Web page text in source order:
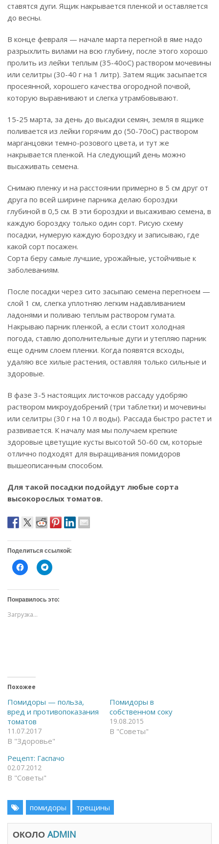
ставятся дуги. Ящик накрывается пленкой и оставляется
до весны.
В конце февраля — начале марта перегной в яме надо
разрыхлить вилами на всю глубину, после этого хорошо
пролить из лейки теплым (35-40оС) раствором мочевины
или селитры (30-40 г на 1 литр). Затем ящик засыпается
просеянной, хорошего качества огородной почвой,
которую выравнивают и слегка утрамбовывают.
15-25 марта, за день до высадки семян, земля в ящике
поливается из лейки горячим до (50-70оС) раствором
марганцовки темно-розового цвета, и тут же
накрывается пленкой. На следующий день можно
высаживать семена.
Снимаю пленку и на расстоянии примерно в 5 см друг от
друга по всей ширине парника делаю бороздки
глубиной в 0,5 см. В эти бороздки и высаживаю семена, в
каждую бороздку только один сорт. Рисую схему
посадки, нумерую каждую бороздку и записываю, где
какой сорт посажен.
Сорта беру самые лучшие, урожайные, устойчивые к
заболеваниям.
После посадки через сито засыпаю семена перегноем —
слой 1 см, слегка уплотняю легким надавливанием
ладонями и поливаю теплым раствором гумата.
Накрываю парник пленкой, а если стоит холодная
погода, ставлю дополнительные дуги и утепляю парник
еще одним слоем пленки. Когда появятся всходы,
удаляю все хилые растения, оставляя только сильные и
здоровые.
В фазе 3-5 настоящих листочков рассаду удобряю
раствором микроудобрений (три таблетки) и мочевины
или селитры (30 г на 10 л воды). Рассада быстро растет и
развивается. К началу мая мы получаем крепкие
здоровые цветущие кусты высотой 50-60 см, которые
отлично подходят для выращивания помидоров
вышеописанным способом.
Для такой посадки подойдут любые сорта
высокорослых томатов.
Поделиться ссылкой:
Н
а
и
т
е
ч
т
ь
а
F
a
c
e
b
o
(
О
т
к
р
а
т
я
в
н
Н
а
и
т
е
я
в
g
a
m
ы
в
а
т
с
я
Понравилось это:
Загрузка...
Похожее
Помидоры — польза,
вред и противопоказания
томатов
11.07.2017
В "Здоровье"
Помидоры в
собственном соку
19.08.2015
В "Советы"
Рецепт: Гаспачо
02.07.2012
В "Советы"
помидоры трещины
ОКОЛО ADMIN